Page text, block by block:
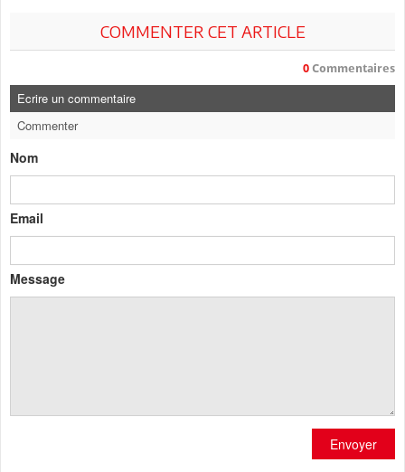
COMMENTER CET ARTICLE
0 Commentaires
Ecrire un commentaire
Commenter
Nom
Email
Message
Envoyer